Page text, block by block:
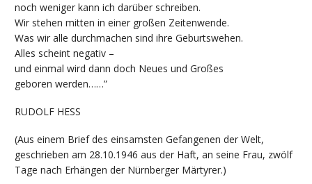
noch weniger kann ich darüber schreiben.
Wir stehen mitten in einer großen Zeitenwende.
Was wir alle durchmachen sind ihre Geburtswehen.
Alles scheint negativ –
und einmal wird dann doch Neues und Großes
geboren werden……”
RUDOLF HESS
(Aus einem Brief des einsamsten Gefangenen der Welt,
geschrieben am 28.10.1946 aus der Haft, an seine Frau, zwölf
Tage nach Erhängen der Nürnberger Märtyrer.)